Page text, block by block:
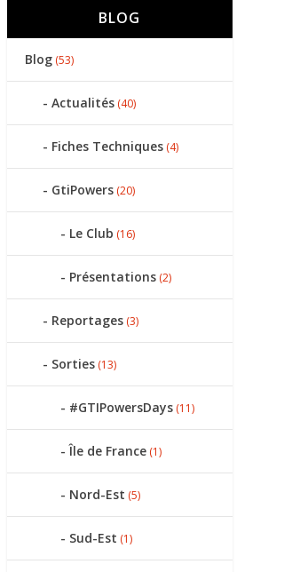
BLOG
Blog(53)
Actualités(40)
Fiches Techniques(4)
GtiPowers(20)
Le Club (16)
Présentations(2)
Reportages(3)
Sorties(13)
#GTIPowersDays(11)
Île de France(1)
Nord-Est (5)
Sud-Est (1)